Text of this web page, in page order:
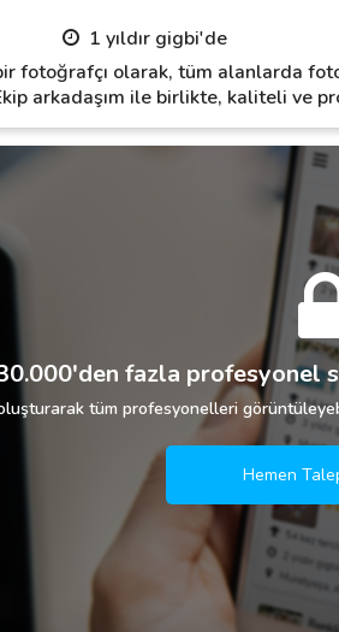
1 yıldır gigbi'de
fotoğrafçı olarak, tüm alanlarda
arkadaşım ile birlikte, kaliteli ve
fazla profesyonel
tüm profesyonelleri
Hemen